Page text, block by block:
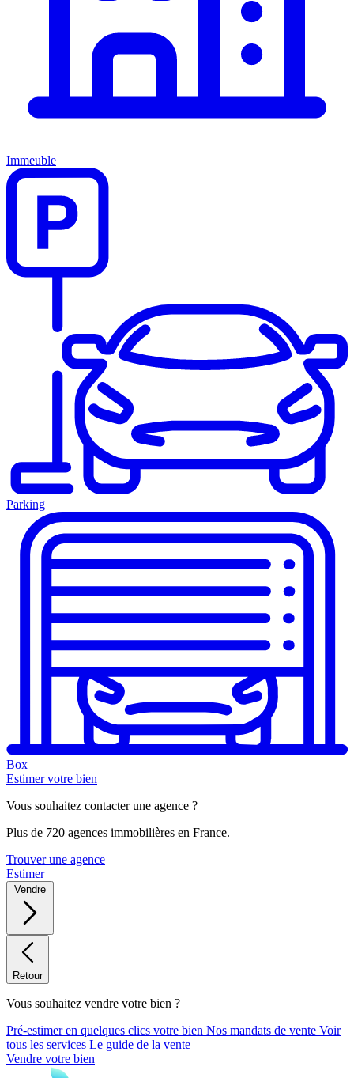
Immeuble
Parking
Box
Estimer votre bien
Vous souhaitez contacter une agence ?
Plus de 720 agences immobilières en France.
Trouver une agence
Estimer
Vendre
Retour
Vous souhaitez vendre votre bien ?
Pré-estimer en quelques clics votre bien Nos mandats de vente Voir
tous les services Le guide de la vente
Vendre votre bien